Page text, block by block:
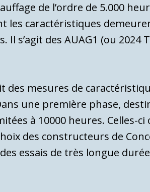
de l’ordre de 5.000
les caractéristiques
des AUAG1 (ou 2024
des mesures de
une première phase,
à 10000 heures. Celles-
des constructeurs de
essais de très longue